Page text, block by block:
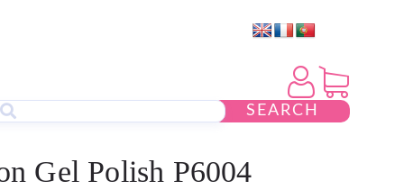
SEARCH
Gel Polish P6004